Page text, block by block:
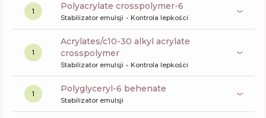
1 polyacrylate crosspolymer-6
Stabilizator emulsji Kontrola lepkości
1
acrylates/c10-30 alkyl acrylate
crosspolymer
Stabilizator emulsji Kontrola lepkości
1 polyglyceryl-6 behenate
Stabilizator emulsji